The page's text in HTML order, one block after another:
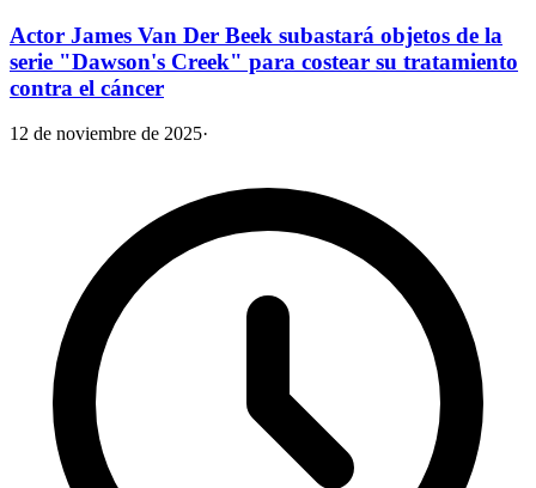
Actor James Van Der Beek subastará objetos de la
serie "Dawson's Creek" para costear su tratamiento
contra el cáncer
12 de noviembre de 2025·